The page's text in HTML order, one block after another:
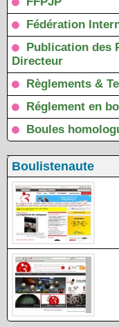
Fédération
Publication des
Directeur
Règlements &
Réglement en
Boules
Boulistenaute